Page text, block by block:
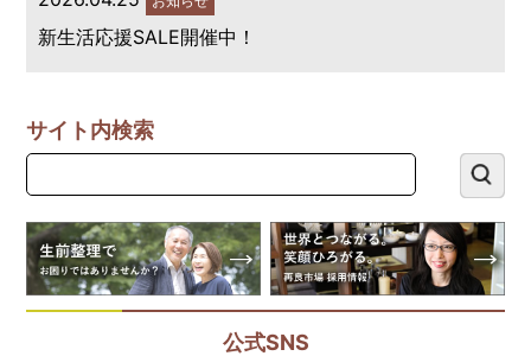
新生活応援SALE開催中！
サイト内検索
公式SNS